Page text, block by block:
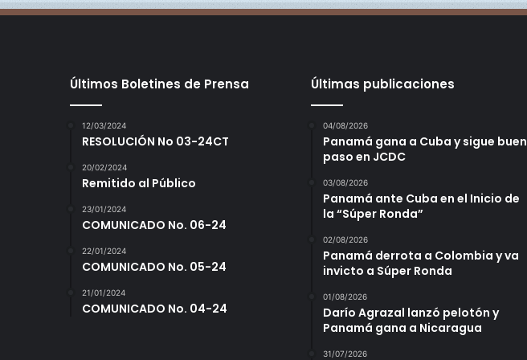
Últimos Boletines de Prensa
12/03/2024
RESOLUCIÓN No 03-24CT
20/02/2024
Remitido al Público
23/01/2024
COMUNICADO No. 06-24
22/01/2024
COMUNICADO No. 05-24
21/01/2024
COMUNICADO No. 04-24
Últimas publicaciones
04/08/2026
Panamá gana a Cuba y sigue buen
paso en JCDC
03/08/2026
Panamá ante Cuba en el Inicio de
la “Súper Ronda”
02/08/2026
Panamá derrota a Colombia y va
invicto a Súper Ronda
01/08/2026
Darío Agrazal lanzó pelotón y
Panamá gana a Nicaragua
31/07/2026